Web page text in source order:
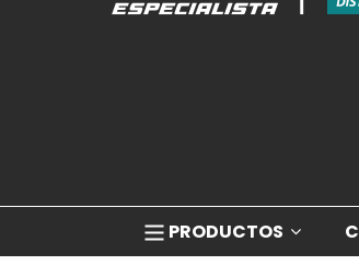
PRODUCTOS